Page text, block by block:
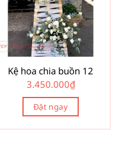
Kệ hoa chia buồn 12
3.450.000₫
Đặt ngay